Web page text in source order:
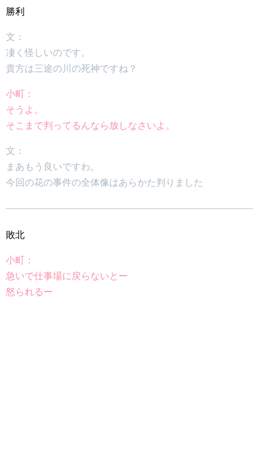
勝利
文：
凄く怪しいのです。
貴方は三途の川の死神ですね？
小町：
そうよ。
そこまで判ってるんなら放しなさいよ。
文：
まあもう良いですわ。
今回の花の事件の全体像はあらかた判りました
敗北
小町：
急いで仕事場に戻らないとー
怒られるー